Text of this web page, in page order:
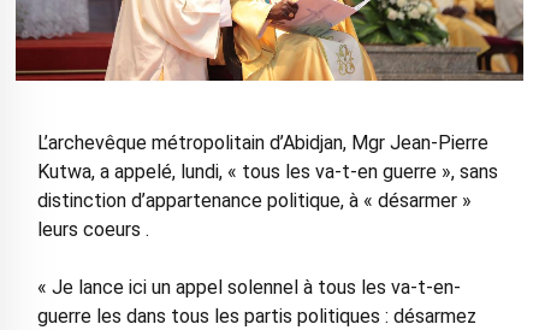
L’archevêque métropolitain d’Abidjan, Mgr Jean-Pierre
Kutwa, a appelé, lundi, « tous les va-t-en guerre », sans
distinction d’appartenance politique, à « désarmer »
leurs coeurs .
« Je lance ici un appel solennel à tous les va-t-en-
guerre les dans tous les partis politiques : désarmez